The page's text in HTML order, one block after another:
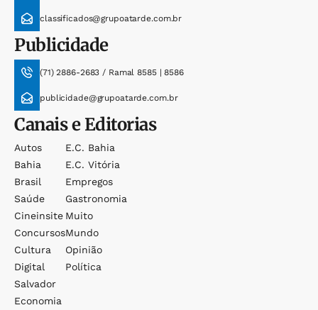
classificados@grupoatarde.com.br
Publicidade
(71) 2886-2683 / Ramal 8585 | 8586
publicidade@grupoatarde.com.br
Canais e Editorias
Autos
Bahia
Brasil
Saúde
Cineinsite
Concursos
Cultura
Digital
Salvador
Economia
E.c. Bahia
E.c. Vitória
Empregos
Gastronomia
Muito
Mundo
Opinião
Política